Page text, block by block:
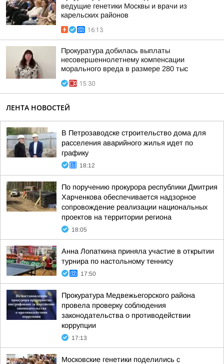
ведущие генетики Москвы и врачи из
карельских районов
16:13
Прокуратура добилась выплаты
несовершеннолетнему компенсации
морального вреда в размере 280 тыс
15:30
ЛЕНТА НОВОСТЕЙ
В Петрозаводске строительство дома для
расселения аварийного жилья идет по
графику
18:12
По поручению прокурора республики Дмитрия
Харченкова обеспечивается надзорное
сопровождение реализации национальных
проектов на территории региона
18:05
Анна Лопаткина приняла участие в открытии
турнира по настольному теннису
17:50
Прокуратура Медвежьегорского района
провела проверку соблюдения
законодательства о противодействии
коррупции
17:13
Московские генетики поделились с